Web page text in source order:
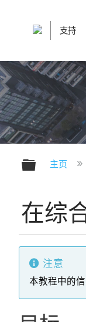
支持
扩展/
主页
在综
注意
本教程中的